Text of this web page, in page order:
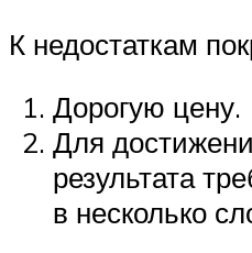
К недостаткам
Дорогую цену.
Для
результата
в несколько